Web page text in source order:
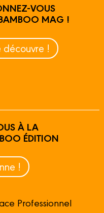
VOUS
MAG !
découvre !
À LA
ÉDITION
!
Professionnel